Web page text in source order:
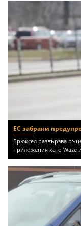
ЕС забрани
Брюксел развързва
приложения като Waze